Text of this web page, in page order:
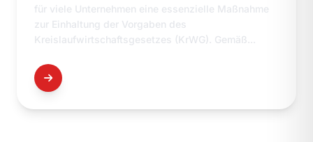
für viele Unternehmen eine essenzielle Maßnahme
zur Einhaltung der Vorgaben des
Kreislaufwirtschaftsgesetzes (KrWG). Gemäß...